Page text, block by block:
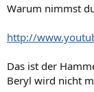
Warum nimmst
http://
Das ist der
Beryl wird nicht